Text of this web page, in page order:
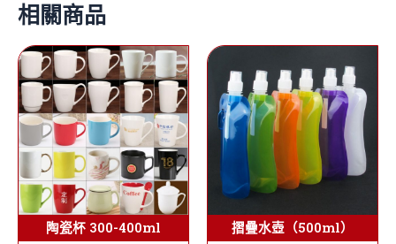
相關商品
陶瓷杯 300-400ml 摺疊水壺（500ml）